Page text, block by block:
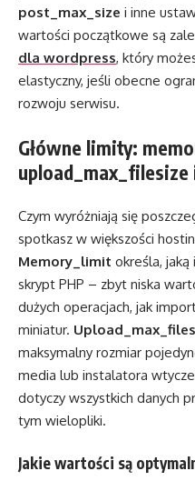
post_max_size i inne
wartości początkowe są
dla wordpress, który
elastyczny, jeśli obecne
rozwoju serwisu.
Główne limity:
Czym wyróżniają się
spotkasz w większości
Memory_limit określa,
skrypt PHP – zbyt niska
dużych operacjach, jak
miniatur.
maksymalny rozmiar
media lub instalatora
dotyczy wszystkich danych
tym wielopliki.
Jakie wartości są